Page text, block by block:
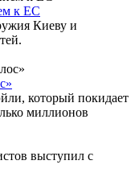
к ЕС
Киеву и
который покидает
миллионов